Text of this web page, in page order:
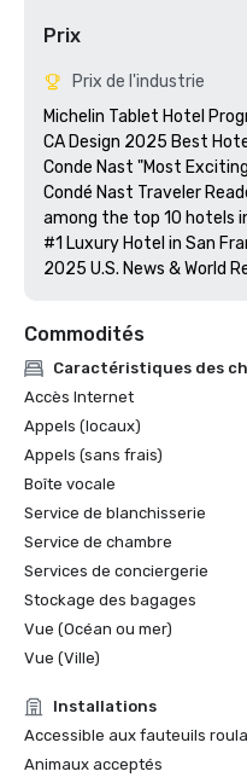
Prix
Prix de l'industrie
Michelin Tablet Hotel
CA Design 2025 Best
Conde Nast "Most
Condé Nast Traveler
among the top 10 hotels
#1 Luxury Hotel in San
Commodités
Caractéristiques des
Accès Internet
Appels (locaux)
Appels (sans frais)
Boîte vocale
Service de blanchisserie
Service de chambre
Services de conciergerie
Stockage des bagages
Vue (Océan ou mer)
Vue (Ville)
Installations
Accessible aux fauteuils
Animaux acceptés